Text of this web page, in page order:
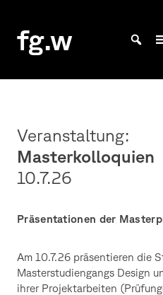
content
fg.w
Bachelor Kommunikationsdesign und Master Design & Information studieren
Veranstaltung:
Masterkolloquien
10.7.26
Präsentationen der
Am 10.7.26 präsentieren die
Masterstudiengangs Design
ihrer Projektarbeiten